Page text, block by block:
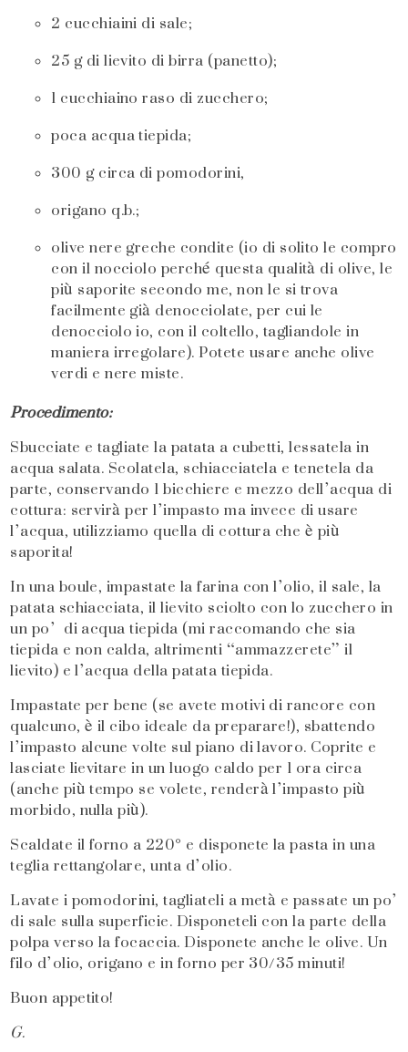
2 cucchiaini di sale;
25 g di lievito di birra (panetto);
1 cucchiaino raso di zucchero;
poca acqua tiepida;
300 g circa di pomodorini,
origano q.b.;
olive nere greche condite (io di solito le compro
con il nocciolo perché questa qualità di olive, le
più saporite secondo me, non le si trova
facilmente già denocciolate, per cui le
denocciolo io, con il coltello, tagliandole in
maniera irregolare). Potete usare anche olive
verdi e nere miste.
Procedimento:
Sbucciate e tagliate la patata a cubetti, lessatela in
acqua salata. Scolatela, schiacciatela e tenetela da
parte, conservando 1 bicchiere e mezzo dell’acqua di
cottura: servirà per l’impasto ma invece di usare
l’acqua, utilizziamo quella di cottura che è più
saporita!
In una boule, impastate la farina con l’olio, il sale, la
patata schiacciata, il lievito sciolto con lo zucchero in
un po’ di acqua tiepida (mi raccomando che sia
tiepida e non calda, altrimenti “ammazzerete” il
lievito) e l’acqua della patata tiepida.
Impastate per bene (se avete motivi di rancore con
qualcuno, è il cibo ideale da preparare!), sbattendo
l’impasto alcune volte sul piano di lavoro. Coprite e
lasciate lievitare in un luogo caldo per 1 ora circa
(anche più tempo se volete, renderà l’impasto più
morbido, nulla più).
Scaldate il forno a 220° e disponete la pasta in una
teglia rettangolare, unta d’olio.
Lavate i pomodorini, tagliateli a metà e passate un po’
di sale sulla superficie. Disponeteli con la parte della
polpa verso la focaccia. Disponete anche le olive. Un
filo d’olio, origano e in forno per 30/35 minuti!
Buon appetito!
G.